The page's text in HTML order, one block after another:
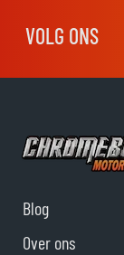
VOLG ONS
Blog
Over ons